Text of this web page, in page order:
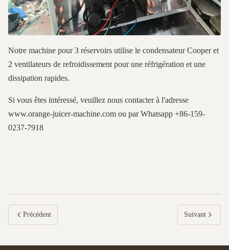
Notre machine pour 3 réservoirs utilise le condensateur Cooper et
2 ventilateurs de refroidissement pour une réfrigération et une
dissipation rapides.
Si vous êtes intéressé, veuillez nous contacter à l'adresse
www.orange-juicer-machine.com ou par Whatsapp +86-159-
0237-7918
Précédent Suivant